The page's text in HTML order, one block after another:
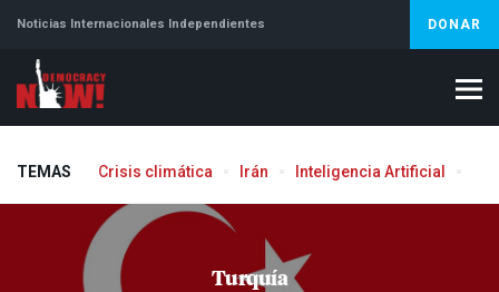
Noticias Internacionales Independientes DONAR
TEMAS Crisis climática Irán Inteligencia Artificial
Turquía